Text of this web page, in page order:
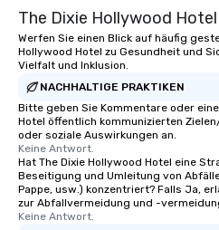
The Dixie Hollywood Hotel
Werfen Sie einen Blick auf häufig
Hollywood Hotel zu Gesundheit und
Vielfalt und Inklusion.
NACHHALTIGE PRAKTIKEN
Bitte geben Sie Kommentare oder
Hotel öffentlich kommunizierten
oder soziale Auswirkungen an.
Keine Antwort.
Hat The Dixie Hollywood Hotel eine
Beseitigung und Umleitung von
Pappe, usw.) konzentriert? Falls Ja,
zur Abfallvermeidung und -
Keine Antwort.